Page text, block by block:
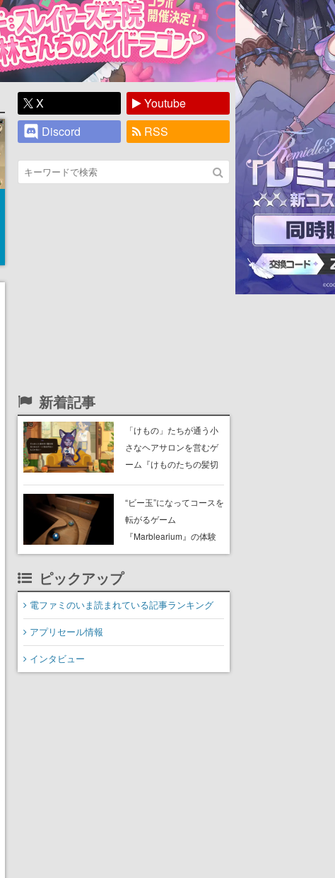
X
Youtube
Discord
RSS
新着記事
「けもの」たちが通う小
さなヘアサロンを営むゲ
ーム『けものたちの髪切
始。悩みを持ったお客様
と会話を交わし“本当に望
んでる髪型”を見つけ出す
“ビー玉”になってコースを
転がるゲーム
『Marblearium』の体験
版がSteamで本日8月7日
ピックアップ
電ファミのいま読まれている記事ランキング
アプリセール情報
インタビュー